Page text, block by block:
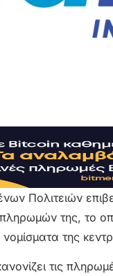
Πολιτειών
της, το
της
τις